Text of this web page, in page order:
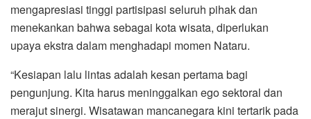
mengapresiasi tinggi partisipasi seluruh pihak dan
menekankan bahwa sebagai kota wisata, diperlukan
upaya ekstra dalam menghadapi momen Nataru.
“Kesiapan lalu lintas adalah kesan pertama bagi
pengunjung. Kita harus meninggalkan ego sektoral dan
merajut sinergi. Wisatawan mancanegara kini tertarik pada